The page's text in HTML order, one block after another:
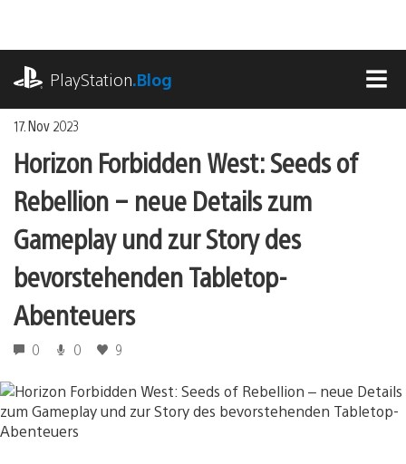
springen
PlayStation.Blog
17. Nov 2023
Horizon Forbidden West: Seeds of
Rebellion – neue Details zum
Gameplay und zur Story des
bevorstehenden Tabletop-
Abenteuers
0 0 9